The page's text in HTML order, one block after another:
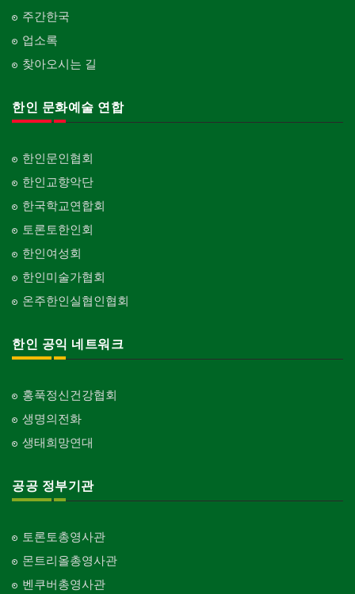
주간한국
업소록
찾아오시는 길
한인 문화예술 연합
한인문인협회
한인교향악단
한국학교연합회
토론토한인회
한인여성회
한인미술가협회
온주한인실협인협회
한인 공익 네트워크
홍푹정신건강협회
생명의전화
생태희망연대
공공 정부기관
토론토총영사관
몬트리올총영사관
벤쿠버총영사관